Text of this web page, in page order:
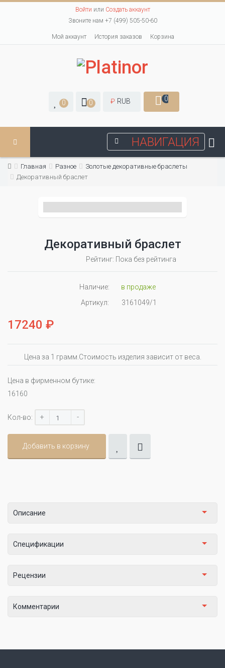
Войти или Создать аккаунт
Звоните нам +7 (499) 505-50-60
Мой аккаунт История заказов Корзина
0 0 ₽ RUB 0
НАВИГАЦИЯ
Главная Разное
Золотые декоративные браслеты
Декоративный браслет
Декоративный браслет
Рейтинг: Пока без рейтинга
Наличие:
в продаже
Артикул:
3161049/1
17240 ₽
Цена за 1 грамм.Стоимость изделия зависит от веса.
Цена в фирменном бутике:
16160
Кол-во: + -
Добавить в корзину
Описание
Спецификации
Рецензии
Комментарии